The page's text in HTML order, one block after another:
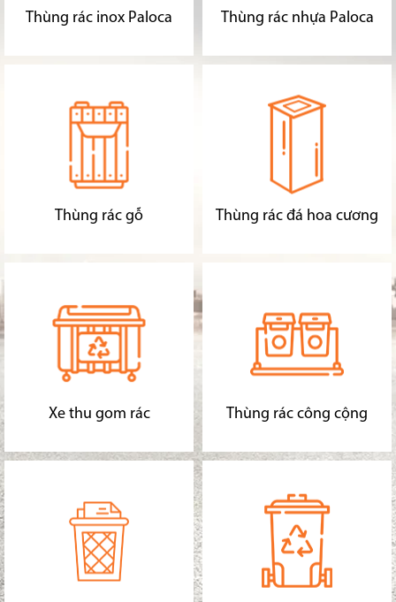
Thùng rác inox Paloca Thùng rác nhựa Paloca
Thùng rác gỗ Thùng rác đá hoa cương
Xe thu gom rác Thùng rác công cộng